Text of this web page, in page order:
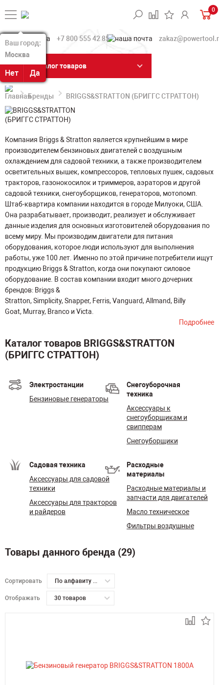
Ваш город:
Москва
Нет Да
Ваш город:
Москва
Нет Да
0
+7 800 555 42 85
Каталог товаров
Бренды BRIGGS&STRATTON (БРИГГС СТРАТТОН)
Компания Briggs & Stratton является крупнейшим в мире
производителем бензиновых двигателей с воздушным
охлаждением для садовой техники, а также производителем
осветительных вышек, компрессоров, тепловых пушек, садовых
тракторов, газонокосилок и триммеров, аэраторов и другой
садовой техники, снегоуборщиков, генераторов, мотопомп.
Штаб-квартира компании находится в городе Милуоки, США.
Она разрабатывает, производит, реализует и обслуживает
данные изделия для основных изготовителей оборудования по
всему миру. Мы производим двигатели для питания
оборудования, которое люди используют для выполнения
работы, уже 100 лет. Именно по этой причине потребители ищут
продукцию Briggs & Stratton, когда они покупают силовое
оборудование. В состав компании входит много дочерних
брендов: Briggs &
Stratton, Simplicity, Snapper, Ferris, Vanguard, Allmand, Billy
Goat, Murray, Branco и Victa.
Подробнее
Каталог товаров BRIGGS&STRATTON
(БРИГГС СТРАТТОН)
Электростанции
Бензиновые генераторы
Снегоуборочная
техника
Аксессуары к
снегоуборщикам и
свипперам
Снегоуборщики
Садовая техника
Аксессуары для садовой
техники
Аксессуары для тракторов
и райдеров
Расходные
материалы
Расходные материалы и
запчасти для двигателей
Масло техническое
Фильтры воздушные
Товары данного бренда (29)
Сортировать По алфавиту А-Я
Отображать 30 товаров